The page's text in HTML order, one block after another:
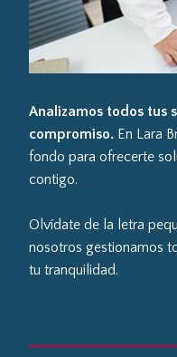
Analizamos todos tus
compromiso.En Lara
fondo para ofrecerte
contigo.
Olvídate de la letra
nosotros gestionamos
tu tranquilidad.